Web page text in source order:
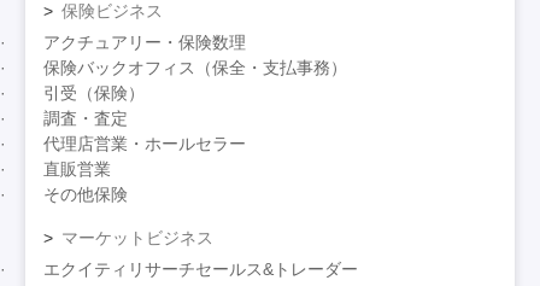
保険ビジネス
アクチュアリー・保険数理
保険バックオフィス（保全・支払事務）
引受（保険）
調査・査定
代理店営業・ホールセラー
直販営業
その他保険
マーケットビジネス
エクイティリサーチセールス&トレーダー